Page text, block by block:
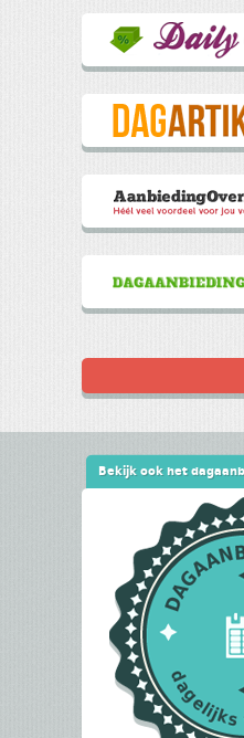
Bekijk ook het